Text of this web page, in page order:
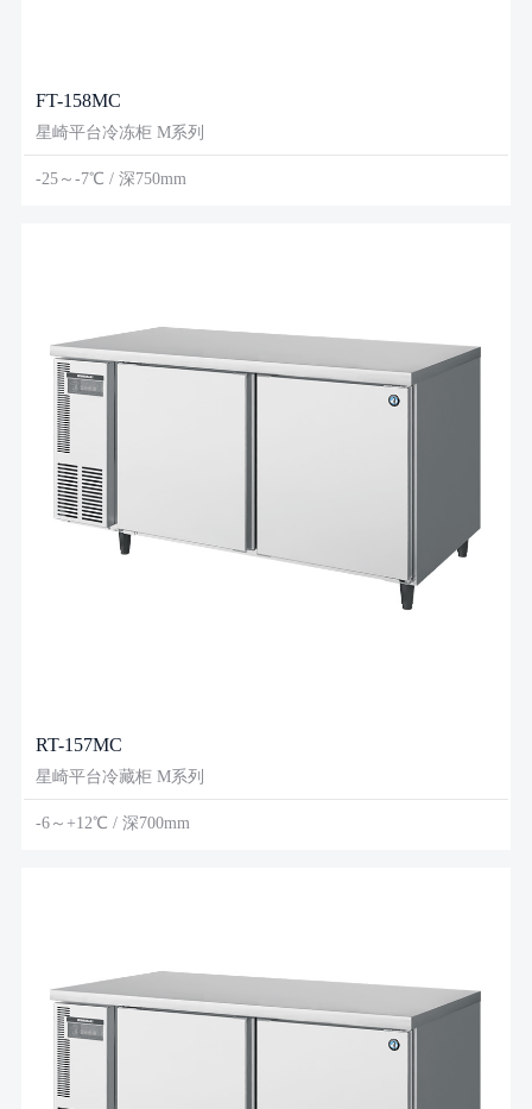
FT-158MC
星崎平台冷冻柜 M系列
-25～-7℃ / 深750mm
RT-157MC
星崎平台冷藏柜 M系列
-6～+12℃ / 深700mm